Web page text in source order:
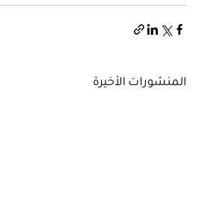
المنشورات الأخيرة